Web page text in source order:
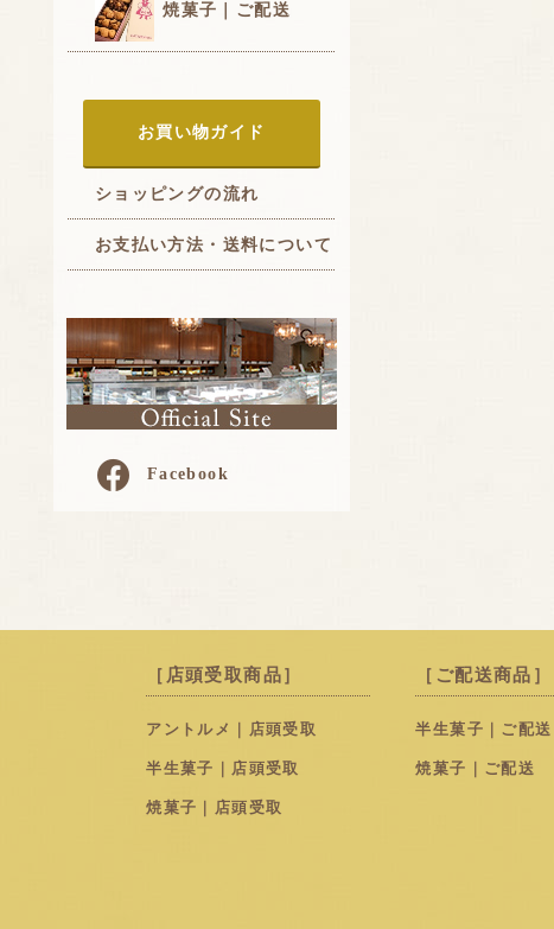
焼菓子｜ご配送
お買い物ガイド
ショッピングの流れ
お支払い方法・送料について
Facebook
［店頭受取商品］
アントルメ｜店頭受取
半生菓子｜店頭受取
焼菓子｜店頭受取
［ご配送商品］
半生菓子｜ご配送
焼菓子｜ご配送